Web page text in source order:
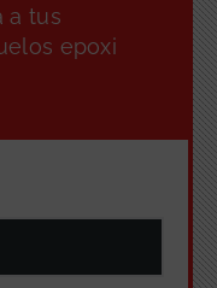
a tus
epoxi